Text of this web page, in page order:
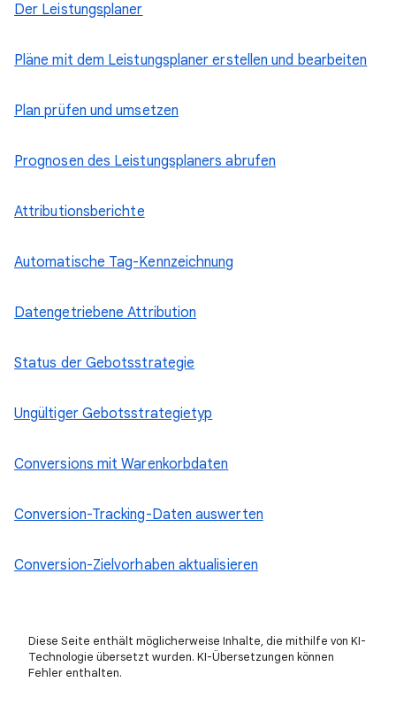
Der Leistungsplaner
Pläne mit dem Leistungsplaner erstellen und bearbeiten
Plan prüfen und umsetzen
Prognosen des Leistungsplaners abrufen
Attributionsberichte
Automatische Tag-Kennzeichnung
Datengetriebene Attribution
Status der Gebotsstrategie
Ungültiger Gebotsstrategietyp
Conversions mit Warenkorbdaten
Conversion-Tracking-Daten auswerten
Conversion-Zielvorhaben aktualisieren
Diese Seite enthält möglicherweise Inhalte, die mithilfe von KI-
Technologie übersetzt wurden. KI-Übersetzungen können
Fehler enthalten.